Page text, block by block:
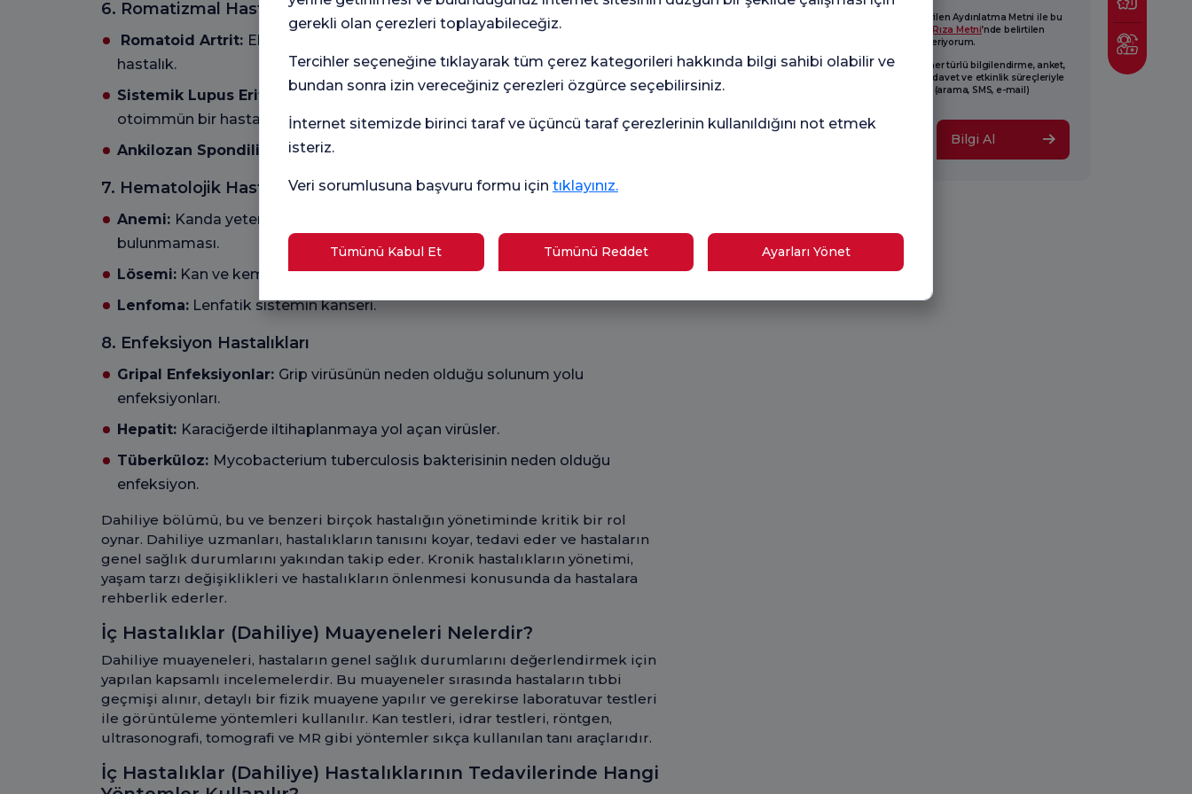
6. Romatizmal Hastalıklar
Romatoid Artrit: Eklem iltihabı ve deformasyonuna yol açan otoimmün bir
hastalık.
Sistemik Lupus Eritematozus (SLE): Vücudun birçok sistemini etkileyen
otoimmün bir hastalık.
Ankilozan Spondilit:
Omurga ve büyük eklemlerde iltihaplanma.
7. Hematolojik Hastalıklar
Anemi: Kanda yeterli miktarda kırmızı kan hücresi veya hemoglobin
bulunmaması.
Lösemi: Kan ve kemik iliğinin kötü huylu hastalığı.
Lenfoma: Lenfatik sistemin kanseri.
8. Enfeksiyon Hastalıkları
Gripal Enfeksiyonlar: Grip virüsünün neden olduğu solunum yolu
enfeksiyonları.
Hepatit: Karaciğerde iltihaplanmaya yol açan virüsler.
Tüberküloz: Mycobacterium tuberculosis bakterisinin neden olduğu
enfeksiyon.
Dahiliye bölümü, bu ve benzeri birçok hastalığın yönetiminde kritik bir rol
oynar. Dahiliye uzmanları, hastalıkların tanısını koyar, tedavi eder ve hastaların
genel sağlık durumlarını yakından takip eder. Kronik hastalıkların yönetimi,
yaşam tarzı değişiklikleri ve hastalıkların önlenmesi konusunda da hastalara
rehberlik ederler.
İç Hastalıklar (Dahiliye) Muayeneleri Nelerdir?
Dahiliye muayeneleri, hastaların genel sağlık durumlarını değerlendirmek için
yapılan kapsamlı incelemelerdir. Bu muayeneler sırasında hastaların tıbbi
geçmişi alınır, detaylı bir fizik muayene yapılır ve gerekirse laboratuvar testleri
ile görüntüleme yöntemleri kullanılır. Kan testleri, idrar testleri, röntgen,
ultrasonografi, tomografi ve MR gibi yöntemler sıkça kullanılan tanı araçlarıdır.
İç Hastalıklar (Dahiliye) Hastalıklarının Tedavilerinde Hangi
Kişisel verilerimin yukarıda yer verilen Aydınlatma Metni ile bu
Açık Rıza Metni’nde belirtilen
amaçlarla işlenmesine açık rıza veriyorum.
Florence Nightingale tarafından her türlü bilgilendirme, anket,
reklam, tanıtım, pazarlama, açılış, davet ve etkinlik süreçleriyle
ilgili tarafıma ticari elektronik ileti (arama, SMS, e-mail)
Bilgi Al
gerekli olan çerezleri toplayabileceğiz.
Tercihler seçeneğine tıklayarak tüm çerez kategorileri hakkında bilgi sahibi olabilir ve
bundan sonra izin vereceğiniz çerezleri özgürce seçebilirsiniz.
İnternet sitemizde birinci taraf ve üçüncü taraf çerezlerinin kullanıldığını not etmek
isteriz.
Veri sorumlusuna başvuru formu için tıklayınız.
Tümünü Kabul Et Tümünü Reddet Ayarları Yönet